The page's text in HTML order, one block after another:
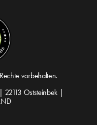
vorbehalten.
Oststeinbek |